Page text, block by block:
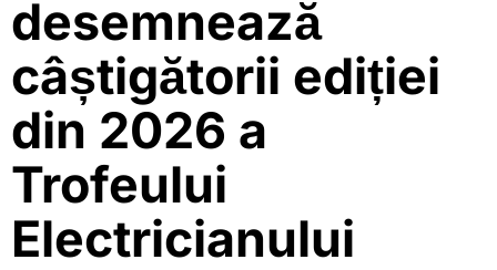
desemnează
câștigătorii ediției
din 2026 a
Trofeului
Electricianului